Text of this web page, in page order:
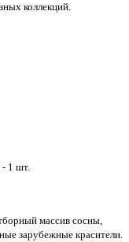
коллекций.
- 1 шт.
массив сосны,
зарубежные красители.